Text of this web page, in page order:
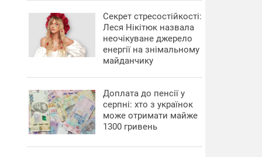
Секрет стресостійкості:
Леся Нікітюк назвала
неочікуване джерело
енергії на знімальному
майданчику
Доплата до пенсії у
серпні: хто з українок
може отримати майже
1300 гривень